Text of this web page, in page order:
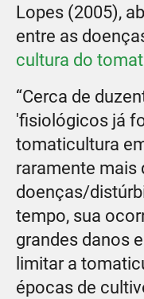
Lopes (2005),
entre as
cultura do
“Cerca de
'fisiológicos já
tomaticultura
raramente mais
doenças/
tempo, sua
grandes danos
limitar a
épocas de